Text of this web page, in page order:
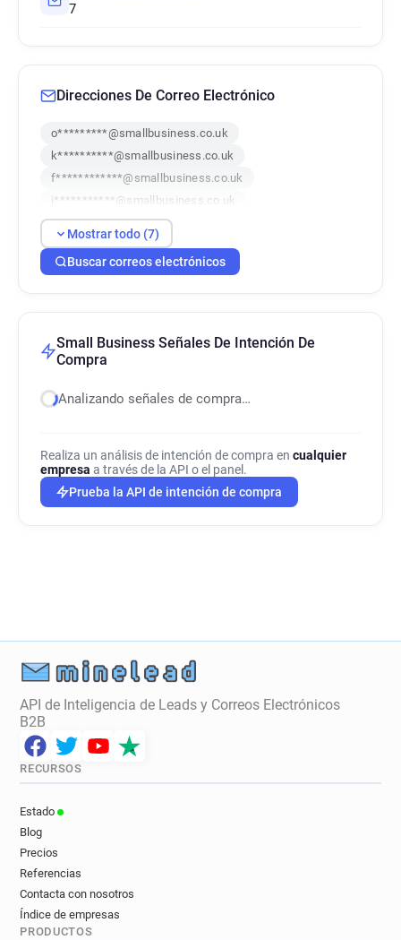
7
Direcciones De Correo Electrónico
o*********@smallbusiness.co.uk
k**********@smallbusiness.co.uk
f************@smallbusiness.co.uk
j***********@smallbusiness.co.uk
k*********@smallbusiness.co.uk
o******@smallbusiness.co.uk
q************@smallbusiness.co.uk
Mostrar todo (7)
Buscar correos electrónicos
Small Business Señales De Intención De
Compra
Analizando señales de compra…
Realiza un análisis de intención de compra en cualquier
empresa a través de la API o el panel.
Prueba la API de intención de compra
API de Inteligencia de Leads y Correos Electrónicos
B2B
RECURSOS
Estado
Blog
Precios
Referencias
Contacta con nosotros
Índice de empresas
PRODUCTOS